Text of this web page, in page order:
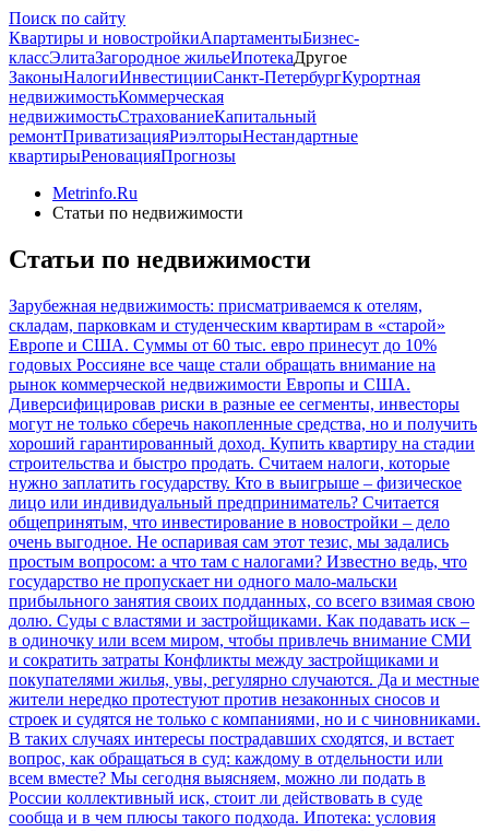
Поиск по сайту
Квартиры и новостройкиАпартаментыБизнес-
классЭлитаЗагородное жильеИпотекаДругое
ЗаконыНалогиИнвестицииСанкт-ПетербургКурортная
недвижимостьКоммерческая
недвижимостьСтрахованиеКапитальный
ремонтПриватизацияРиэлторыНестандартные
квартирыРеновацияПрогнозы
Metrinfo.Ru
Статьи по недвижимости
Статьи по недвижимости
Зарубежная недвижимость: присматриваемся к отелям,
складам, парковкам и студенческим квартирам в «старой»
Европе и США. Суммы от 60 тыс. евро принесут до 10%
годовых Россияне все чаще стали обращать внимание на
рынок коммерческой недвижимости Европы и США.
Диверсифицировав риски в разные ее сегменты, инвесторы
могут не только сберечь накопленные средства, но и получить
хороший гарантированный доход. Купить квартиру на стадии
строительства и быстро продать. Считаем налоги, которые
нужно заплатить государству. Кто в выигрыше – физическое
лицо или индивидуальный предприниматель? Считается
общепринятым, что инвестирование в новостройки – дело
очень выгодное. Не оспаривая сам этот тезис, мы задались
простым вопросом: а что там с налогами? Известно ведь, что
государство не пропускает ни одного мало-мальски
прибыльного занятия своих подданных, со всего взимая свою
долю. Суды с властями и застройщиками. Как подавать иск –
в одиночку или всем миром, чтобы привлечь внимание СМИ
и сократить затраты Конфликты между застройщиками и
покупателями жилья, увы, регулярно случаются. Да и местные
жители нередко протестуют против незаконных сносов и
строек и судятся не только с компаниями, но и c чиновниками.
В таких случаях интересы пострадавших сходятся, и встает
вопрос, как обращаться в суд: каждому в отдельности или
всем вместе? Мы сегодня выясняем, можно ли подать в
России коллективный иск, стоит ли действовать в суде
сообща и в чем плюсы такого подхода. Ипотека: условия